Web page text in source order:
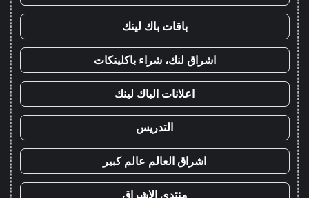
باقات باك لينك
اشراق لنك، شراء باكلينكات
اعلانات الباك لينك
التدريس
اشراق العالم عالم كبير
منتدى الاشراق